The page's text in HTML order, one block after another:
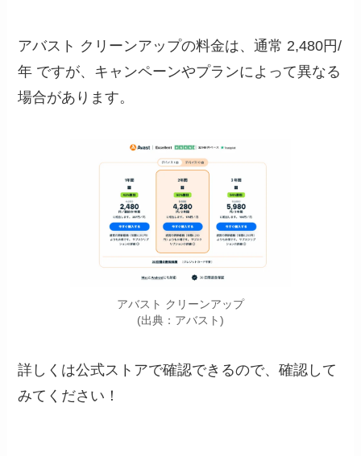
アバスト クリーンアップの料金は、通常 2,480円/
年 ですが、キャンペーンやプランによって異なる
場合があります。
アバスト クリーンアップ
(出典：アバスト)
詳しくは公式ストアで確認できるので、確認して
みてください！